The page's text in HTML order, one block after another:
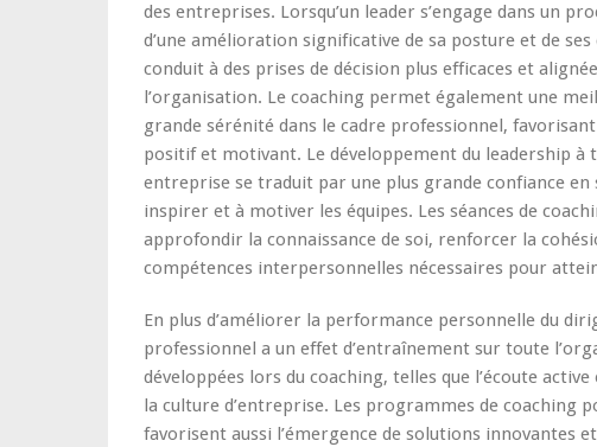
des entreprises. Lorsqu’un leader s’engage dans un
d’une amélioration significative de sa posture et de
conduit à des prises de décision plus efficaces et
l’organisation. Le coaching permet également une
grande sérénité dans le cadre professionnel,
positif et motivant. Le développement du leadership à
entreprise se traduit par une plus grande confiance en
inspirer et à motiver les équipes. Les séances de
approfondir la connaissance de soi, renforcer la
compétences interpersonnelles nécessaires pour
En plus d’améliorer la performance personnelle du
professionnel a un effet d’entraînement sur toute
développées lors du coaching, telles que l’écoute
la culture d’entreprise. Les programmes de coaching
favorisent aussi l’émergence de solutions innovantes